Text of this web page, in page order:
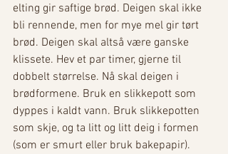
elting gir saftige brød. Deigen skal ikke
bli rennende, men for mye mel gir tørt
brød. Deigen skal altså være ganske
klissete. Hev et par timer, gjerne til
dobbelt størrelse. Nå skal deigen i
brødformene. Bruk en slikkepott som
dyppes i kaldt vann. Bruk slikkepotten
som skje, og ta litt og litt deig i formen
(som er smurt eller bruk bakepapir).